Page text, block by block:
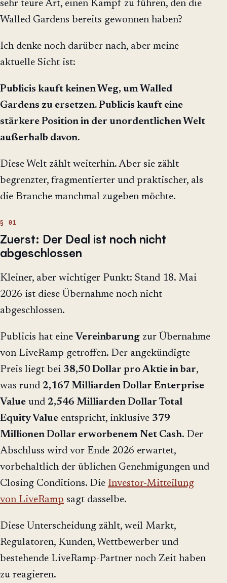
sehr teure Art, einen Kampf zu führen, den die
Walled Gardens bereits gewonnen haben?
Ich denke noch darüber nach, aber meine
aktuelle Sicht ist:
Publicis kauft keinen Weg, um Walled
Gardens zu ersetzen. Publicis kauft eine
stärkere Position in der unordentlichen Welt
außerhalb davon.
Diese Welt zählt weiterhin. Aber sie zählt
begrenzter, fragmentierter und praktischer, als
die Branche manchmal zugeben möchte.
Zuerst: Der Deal ist noch nicht
abgeschlossen
Kleiner, aber wichtiger Punkt: Stand 18. Mai
2026 ist diese Übernahme noch nicht
abgeschlossen.
Publicis hat eine Vereinbarung zur Übernahme
von LiveRamp getroffen. Der angekündigte
Preis liegt bei 38,50 Dollar pro Aktie in bar,
was rund 2,167 Milliarden Dollar Enterprise
Value und 2,546 Milliarden Dollar Total
Equity Value entspricht, inklusive 379
Millionen Dollar erworbenem Net Cash. Der
Abschluss wird vor Ende 2026 erwartet,
vorbehaltlich der üblichen Genehmigungen und
Closing Conditions. Die Investor-Mitteilung
von LiveRamp sagt dasselbe.
Diese Unterscheidung zählt, weil Markt,
Regulatoren, Kunden, Wettbewerber und
bestehende LiveRamp-Partner noch Zeit haben
zu reagieren.